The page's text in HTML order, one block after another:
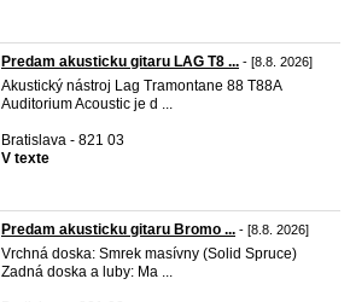
Predam akusticku gitaru LAG T8 ... - [8.8. 2026]
Akustický nástroj Lag Tramontane 88 T88A
Auditorium Acoustic je d ...
Bratislava - 821 03
V texte
Predam akusticku gitaru Bromo ... - [8.8. 2026]
Vrchná doska: Smrek masívny (Solid Spruce)
Zadná doska a luby: Ma ...